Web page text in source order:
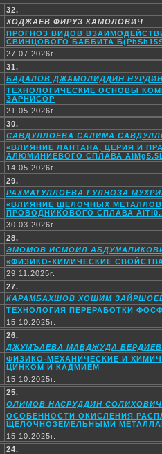
32.
ХОДЖАЕВ ФИРУЗ КАМОЛОВИЧ
ПРОГНОЗ ВИДОВ
СВИНЦОВОГО БАББИТА
27.07.2026г.
31.
БАДАЛОВ ДЖАМОЛИДДИН
ТЕХНОЛОГИЧЕСКИЕ ОСНОВЫ
ЗАРНИСОР
21.05.2026г.
30.
САВДУЛЛОЕВА САЛИМА
«ВЛИЯНИЕ ЛАНТАНА, ЦЕРИЯ И
АЛЮМИНИЕВОГО СПЛАВА
14.05.2026г.
29.
РАХМАТУЛЛОЕВА ГУЛНОЗА
«ВЛИЯНИЕ ЩЕЛОЧНЫХ
ПРОВОДНИКОВОГО СПЛАВА
30.03.2026г.
28.
ЭМОМОВ ИСМОИЛ
«ФИЗИКО-ХИМИЧЕСКИЕ
29.11.2025г.
27.
КАРАМБАХШОВ ХОШИМ
ТЕХНОЛОГИЯ ПЕРЕРАБОТКИ
15.10.2025г.
26.
ДЖУМЪАЕВА МАВДЖУДА
ФИЗИКО-МЕХАНИЧЕСКИЕ И
ЦИНКОМ И КАДМИЕМ
15.10.2025г.
25.
ОЛИМОВ НАСРУДДИН СОЛИХОВИЧ
ОСОБЕННОСТИ ОКИСЛЕНИЯ
ЩЕЛОЧНОЗЕМЕЛЬНЫМИ
15.10.2025г.
24.